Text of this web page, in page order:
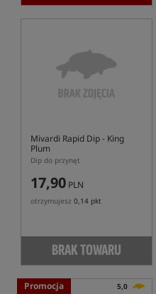
Mivardi Rapid Dip - King
Plum
Dip do przynęt
17,90 PLN
otrzymujesz 0,14 pkt
BRAK TOWARU
Promocja 5,0